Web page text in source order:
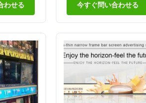
わせる 今すぐ問い合わせる